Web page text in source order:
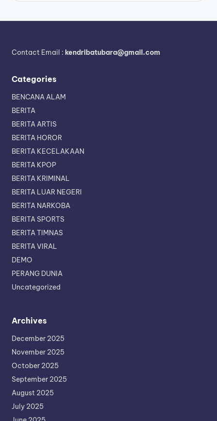
Contact Email : kendribatubara@gmail.com
Categories
BENCANA ALAM
BERITA
BERITA ARTIS
BERITA HOROR
BERITA KECELAKAAN
BERITA KPOP
BERITA KRIMINAL
BERITA LUAR NEGERI
BERITA NARKOBA
BERITA SPORTS
BERITA TIMNAS
BERITA VIRAL
DEMO
PERANG DUNIA
Uncategorized
Archives
December 2025
November 2025
October 2025
September 2025
August 2025
July 2025